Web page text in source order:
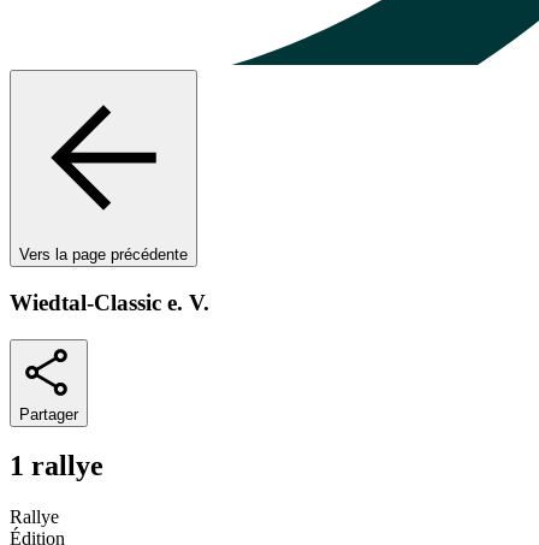
Vers la page précédente
Wiedtal-Classic e. V.
Partager
1 rallye
Rallye
Édition